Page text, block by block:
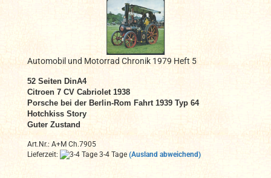
Automobil und Motorrad Chronik 1979 Heft 5
52 Seiten DinA4
Citroen 7 CV Cabriolet 1938
Porsche bei der Berlin-Rom Fahrt 1939 Typ 64
Hotchkiss Story
Guter Zustand
Art.Nr.: A+M Ch.7905
Lieferzeit:
3-4 Tage (Ausland abweichend)